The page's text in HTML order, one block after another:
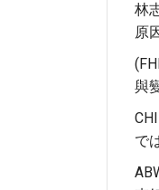
林
原
與
で